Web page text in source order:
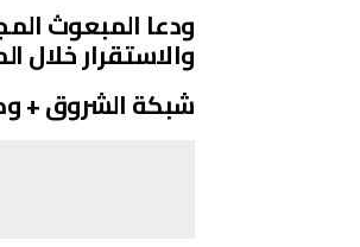
ودعا المبعوث
والاستقرار خلال
شبكة الشروق +